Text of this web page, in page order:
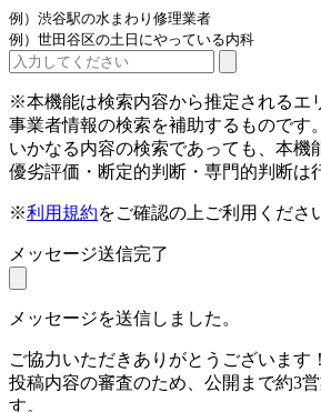
例）渋谷駅の水まわり修理業者
例）世田谷区の土日にやっている内科
※本機能は検索内容から推定されるエ
事業者情報の検索を補助するものです。
いかなる内容の検索であっても、本機
優劣評価・断定的判断・専門的判断は
※利用規約をご確認の上ご利用くださ
メッセージ送信完了
メッセージを送信しました。
ご協力いただきありがとうございます！
投稿内容の審査のため、公開まで約3
す。